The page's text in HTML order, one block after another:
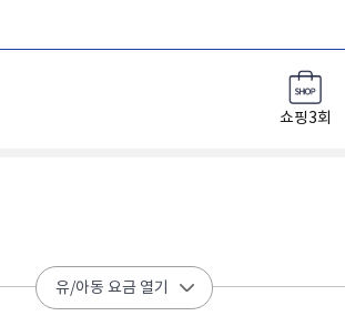
쇼핑3회
유/아동 요금 열기